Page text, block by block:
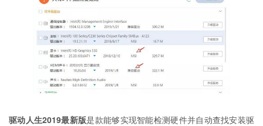
驱动人生2019最新版是款能够实现智能检测硬件并自动查找安装驱